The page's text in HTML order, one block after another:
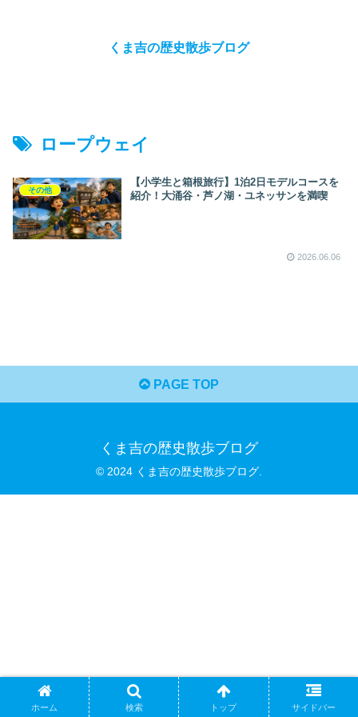
くま吉の歴史散歩ブログ
ロープウェイ
その他
【小学生と箱根旅行】1泊2日モデルコースを
紹介！大涌谷・芦ノ湖・ユネッサンを満喫
2026.06.06
PAGE TOP
くま吉の歴史散歩ブログ
© 2024 くま吉の歴史散歩ブログ.
ホーム 検索 トップ サイドバー